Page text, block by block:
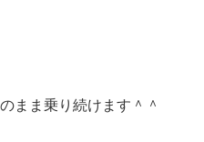
まま乗り続けます＾＾